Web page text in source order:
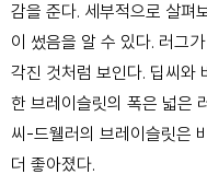
감을 준다. 세부적으로 살펴
이 썼음을 알 수 있다. 러그
각진 것처럼 보인다. 딥씨와
한 브레이슬릿의 폭은 넓은
씨-드웰러의 브레이슬릿은
더 좋아졌다.